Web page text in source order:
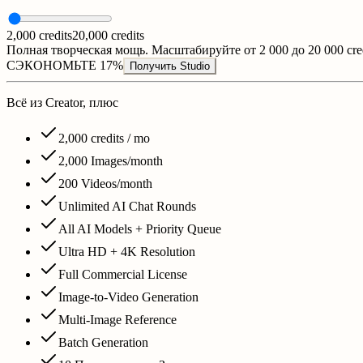
2,000 credits20,000 credits
Полная творческая мощь. Масштабируйте от 2 000 до 20 000
СЭКОНОМЬТЕ 17% Получить Studio
Всё из Creator, плюс
2,000 credits / mo
2,000 Images/month
200 Videos/month
Unlimited AI Chat Rounds
All AI Models + Priority Queue
Ultra HD + 4K Resolution
Full Commercial License
Image-to-Video Generation
Multi-Image Reference
Batch Generation